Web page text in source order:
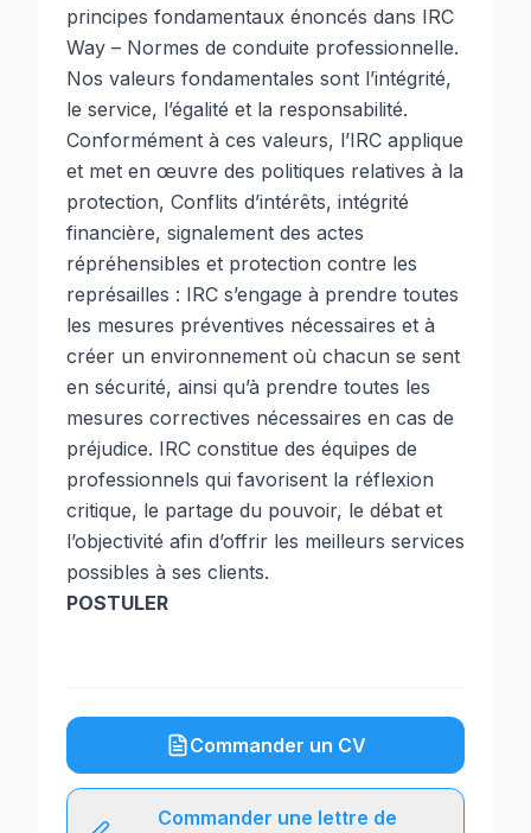
principes fondamentaux énoncés dans IRC
Way – Normes de conduite professionnelle.
Nos valeurs fondamentales sont l’intégrité,
le service, l’égalité et la responsabilité.
Conformément à ces valeurs, l’IRC applique
et met en œuvre des politiques relatives à la
protection, Conflits d’intérêts, intégrité
financière, signalement des actes
répréhensibles et protection contre les
représailles : IRC s’engage à prendre toutes
les mesures préventives nécessaires et à
créer un environnement où chacun se sent
en sécurité, ainsi qu’à prendre toutes les
mesures correctives nécessaires en cas de
préjudice. IRC constitue des équipes de
professionnels qui favorisent la réflexion
critique, le partage du pouvoir, le débat et
l’objectivité afin d’offrir les meilleurs services
possibles à ses clients.
POSTULER
Commander un CV
Commander une lettre de